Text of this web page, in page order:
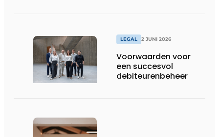
LEGAL 2 JUNI 2026
Voorwaarden voor
een succesvol
debiteurenbeheer